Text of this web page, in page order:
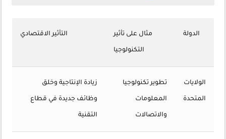
الدولة مثال على تأثير
التكنولوجيا
التأثير الاقتصادي
الولايات
المتحدة
تطوير تكنولوجيا
المعلومات
والاتصالات
زيادة الإنتاجية وخلق
وظائف جديدة في قطاع
التقنية